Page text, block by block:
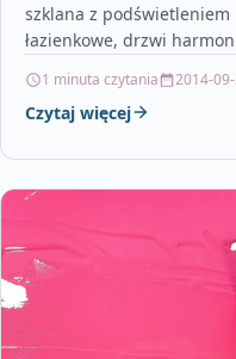
szklana z
łazienkowe, drzwi
1 minuta czytania 2014-
Czytaj więcej